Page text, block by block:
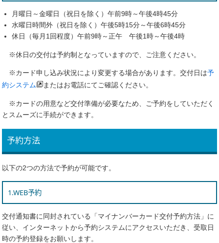
月曜日～金曜日（祝日を除く）午前9時～午後4時45分
水曜日時間外（祝日を除く）午後5時15分～午後6時45分
休日（毎月1回程度）午前9時～正午 午後1時～午後4時
※休日の交付は予約制となっていますので、ご注意ください。
※カード申し込み状況により変更する場合があります。交付日は予
約システム
またはお電話にてご確認ください。
※カードの用意など交付準備が必要なため、ご予約をしていただく
とスムーズに手続ができます。
予約方法
以下の2つの方法で予約が可能です。
1.WEB予約
交付通知書に同封されている「マイナンバーカード交付予約方法」に
従い、インターネットから予約システムにアクセスいただき、受取日
時の予約登録をお願いします。